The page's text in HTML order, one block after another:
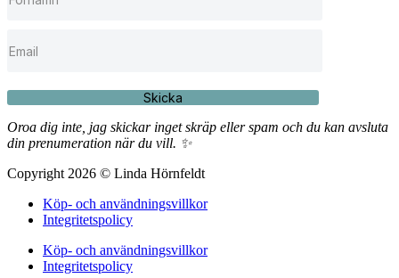
Skicka
Oroa dig inte, jag skickar inget skräp eller spam och du kan avsluta
din prenumeration när du vill. ✨
Copyright 2026 © Linda Hörnfeldt
Köp- och användningsvillkor
Integritetspolicy
Köp- och användningsvillkor
Integritetspolicy